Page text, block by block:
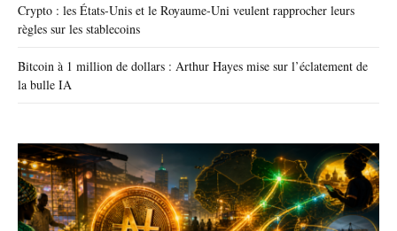
Crypto : les États-Unis et le Royaume-Uni veulent rapprocher leurs
règles sur les stablecoins
Bitcoin à 1 million de dollars : Arthur Hayes mise sur l’éclatement de
la bulle IA